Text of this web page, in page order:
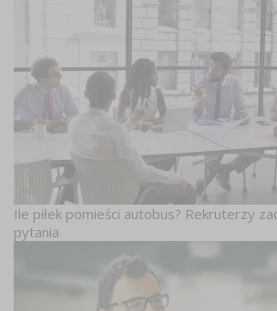
Ile piłek pomieści autobus? Rekruterzy
pytania